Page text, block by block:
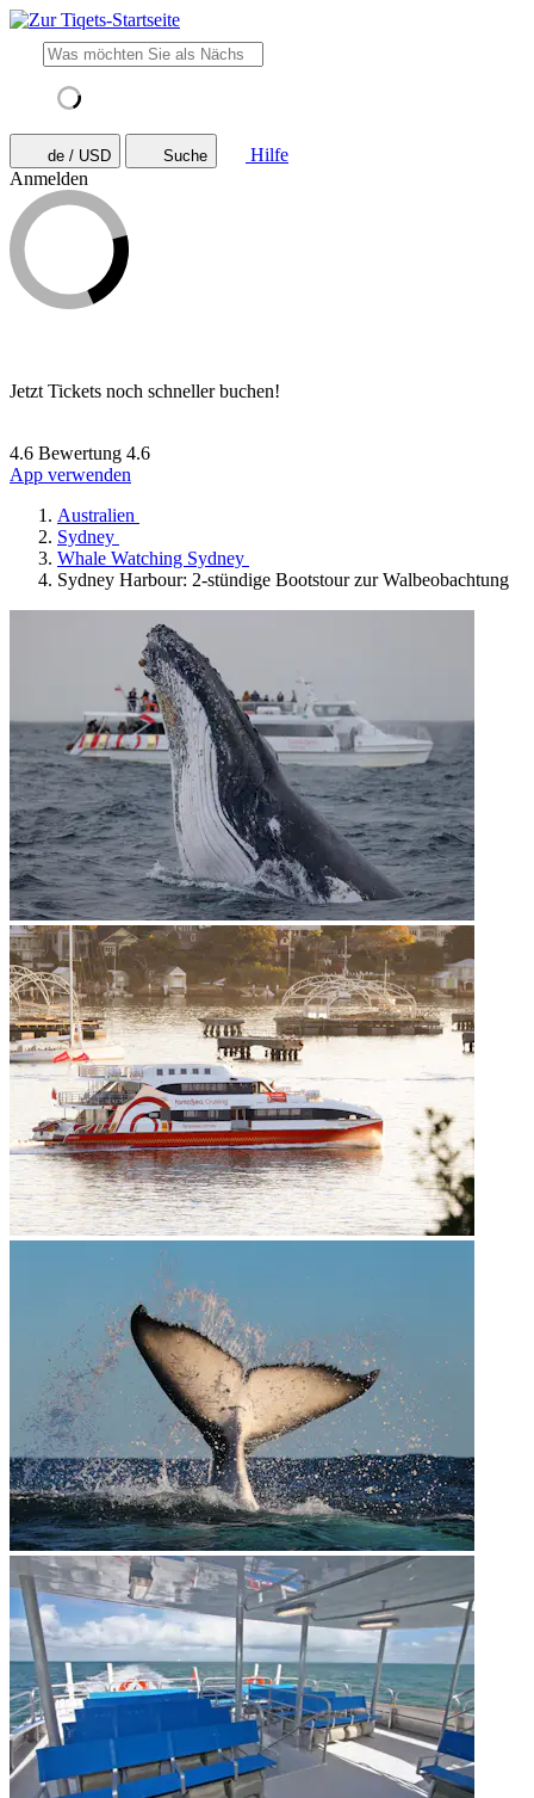
de / USD Suche
Hilfe
Anmelden
Jetzt Tickets noch schneller buchen!
4.6 Bewertung 4.6
App verwenden
Australien
Sydney
Whale Watching Sydney
Sydney Harbour: 2-stündige Bootstour zur Walbeobachtung